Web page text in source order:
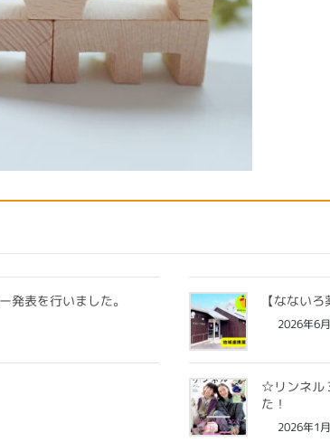
発表を行いました。 【なない
2026年6
☆リンネル
た！
2026年1